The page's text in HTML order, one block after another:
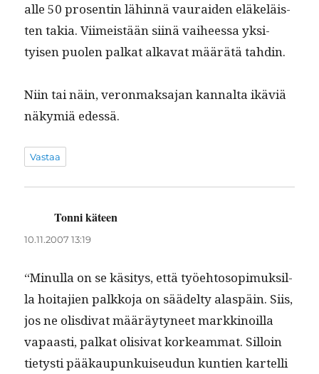
alle 50 pros­entin lähin­nä vau­raiden eläkeläis­
ten takia. Viimeistään siinä vai­heessa yksi­
tyisen puolen palkat alka­vat määrätä tahdin.
Niin tai näin, veron­mak­sa­jan kannal­ta ikäviä
näkymiä edessä.
Vastaa
Tonni käteen
10.11.2007 13:19
“Min­ul­la on se käsi­tys, että työe­htosopimuk­sil­
la hoita­jien palkko­ja on säädel­ty alaspäin. Siis,
jos ne olis­di­vat määräy­tyneet markki­noil­la
vapaasti, palkat oli­si­vat korkeam­mat. Sil­loin
tietysti pääkaupunkuiseudun kun­tien kartel­li